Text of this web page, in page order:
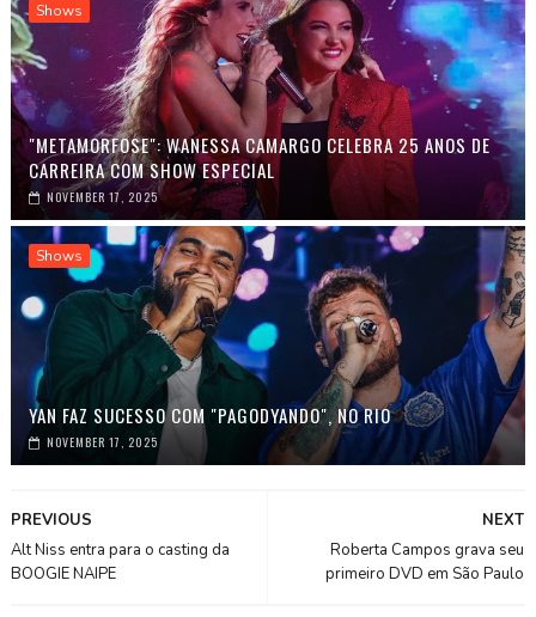
Shows
"METAMORFOSE": WANESSA CAMARGO CELEBRA 25 ANOS DE
CARREIRA COM SHOW ESPECIAL
NOVEMBER 17, 2025
Shows
YAN FAZ SUCESSO COM "PAGODYANDO", NO RIO
NOVEMBER 17, 2025
NEXT
Roberta Campos grava seu
primeiro DVD em São Paulo
PREVIOUS
Alt Niss entra para o casting da
BOOGIE NAIPE